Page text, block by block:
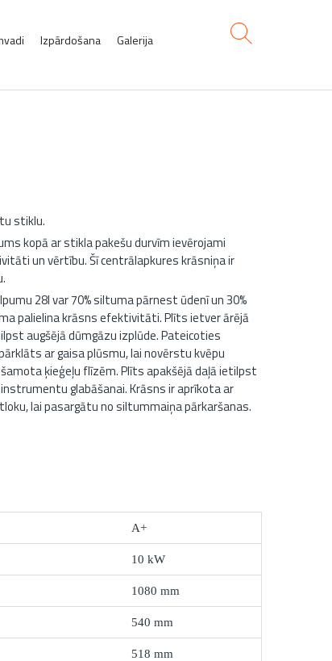
Izpārdošana
Galerija
stiklu.
kopā ar stikla pakešu durvīm ievērojami
un vērtību. Šī centrālapkures krāsniņa ir
28l var 70% siltuma pārnest ūdenī un 30%
palielina krāsns efektivitāti. Plīts ietver ārējā
augšējā dūmgāzu izplūde. Pateicoties
ar gaisa plūsmu, lai novērstu kvēpu
ķieģeļu flīzēm. Plīts apakšējā daļā ietilpst
glabāšanai. Krāsns ir aprīkota ar
lai pasargātu no siltummaiņa pārkaršanas.
A+
10 kW
1080 mm
540 mm
518 mm